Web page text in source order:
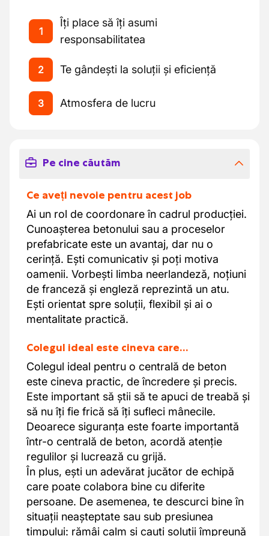
1
Îți place să îți asumi
responsabilitatea
2 Te gândești la soluții și eficiență
3 Atmosfera de lucru
Pe cine căutăm
Ce aveți nevoie pentru acest job
Ai un rol de coordonare în cadrul producției.
Cunoașterea betonului sau a proceselor
prefabricate este un avantaj, dar nu o
cerință. Ești comunicativ și poți motiva
oamenii. Vorbești limba neerlandeză, noțiuni
de franceză și engleză reprezintă un atu.
Ești orientat spre soluții, flexibil și ai o
mentalitate practică.
Colegul ideal este cineva care…
Colegul ideal pentru o centrală de beton
este cineva practic, de încredere și precis.
Este important să știi să te apuci de treabă și
să nu îți fie frică să îți sufleci mânecile.
Deoarece siguranța este foarte importantă
într-o centrală de beton, acordă atenție
regulilor și lucrează cu grijă.
În plus, ești un adevărat jucător de echipă
care poate colabora bine cu diferite
persoane. De asemenea, te descurci bine în
situații neașteptate sau sub presiunea
timpului: rămâi calm și cauți soluții împreună